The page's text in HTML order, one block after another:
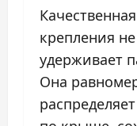
крепления
удерживает
Она